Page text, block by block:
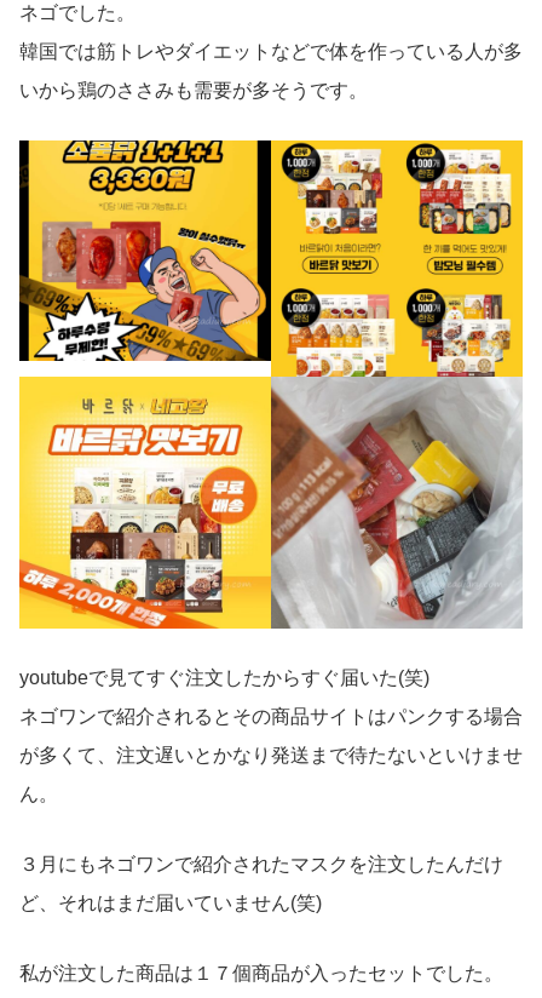
ネゴでした。
韓国では筋トレやダイエットなどで体を作っている人が多
いから鶏のささみも需要が多そうです。
youtubeで見てすぐ注文したからすぐ届いた(笑)
ネゴワンで紹介されるとその商品サイトはパンクする場合
が多くて、注文遅いとかなり発送まで待たないといけませ
ん。
３月にもネゴワンで紹介されたマスクを注文したんだけ
ど、それはまだ届いていません(笑)
私が注文した商品は１７個商品が入ったセットでした。